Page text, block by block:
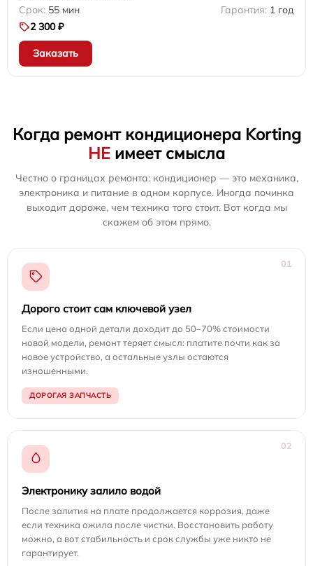
55 мин
1 год
2 300 ₽
Заказать
Когда ремонт кондиционера Korting
НЕ имеет смысла
Честно о границах ремонта: кондиционер — это механика,
электроника и питание в одном корпусе. Иногда починка
выходит дороже, чем техника того стоит. Вот когда мы
скажем об этом прямо.
01
Дорого стоит сам ключевой узел
Если цена одной детали доходит до 50–70% стоимости
новой модели, ремонт теряет смысл: платите почти как за
новое устройство, а остальные узлы остаются
изношенными.
ДОРОГАЯ ЗАПЧАСТЬ
02
Электронику залило водой
После залития на плате продолжается коррозия, даже
если техника ожила после чистки. Восстановить работу
можно, а вот стабильность и срок службы уже никто не
гарантирует.